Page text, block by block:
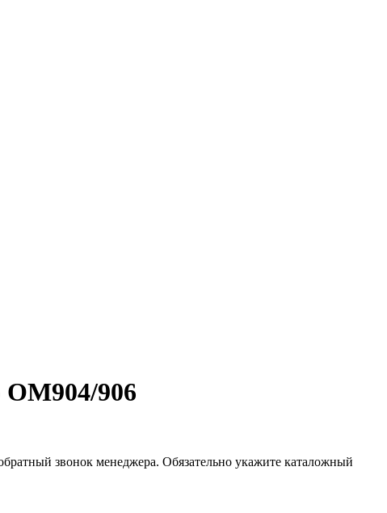
906
обратный звонок менеджера. Обязательно укажите каталожный